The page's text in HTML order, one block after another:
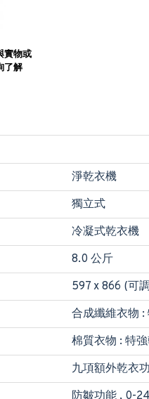
實物或
了解
淨乾衣機
獨立式
冷凝式乾衣機
8.0 公斤
597 x 866 (可
合成纖維衣物
棉質衣物 : 特
九項額外乾衣
防皺功能 , 0-